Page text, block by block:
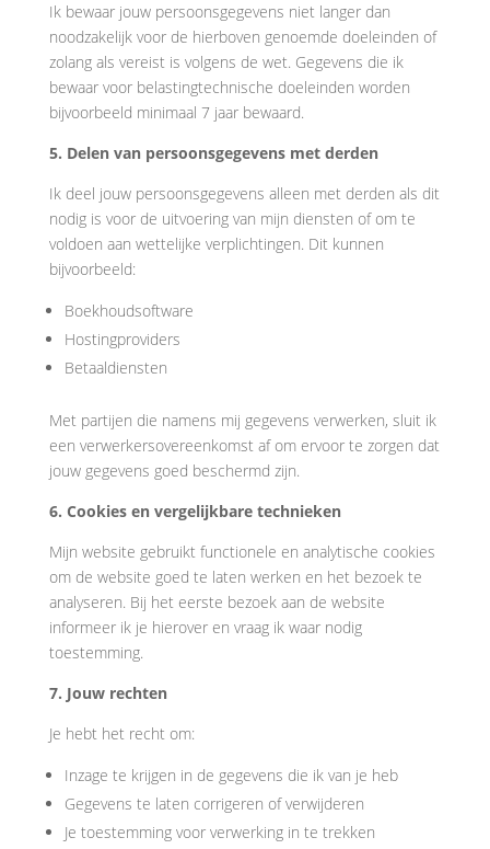
Ik bewaar jouw persoonsgegevens niet langer dan
noodzakelijk voor de hierboven genoemde doeleinden of
zolang als vereist is volgens de wet. Gegevens die ik
bewaar voor belastingtechnische doeleinden worden
bijvoorbeeld minimaal 7 jaar bewaard.
5. Delen van persoonsgegevens met derden
Ik deel jouw persoonsgegevens alleen met derden als dit
nodig is voor de uitvoering van mijn diensten of om te
voldoen aan wettelijke verplichtingen. Dit kunnen
bijvoorbeeld:
Boekhoudsoftware
Hostingproviders
Betaaldiensten
Met partijen die namens mij gegevens verwerken, sluit ik
een verwerkersovereenkomst af om ervoor te zorgen dat
jouw gegevens goed beschermd zijn.
6. Cookies en vergelijkbare technieken
Mijn website gebruikt functionele en analytische cookies
om de website goed te laten werken en het bezoek te
analyseren. Bij het eerste bezoek aan de website
informeer ik je hierover en vraag ik waar nodig
toestemming.
7. Jouw rechten
Je hebt het recht om:
Inzage te krijgen in de gegevens die ik van je heb
Gegevens te laten corrigeren of verwijderen
Je toestemming voor verwerking in te trekken